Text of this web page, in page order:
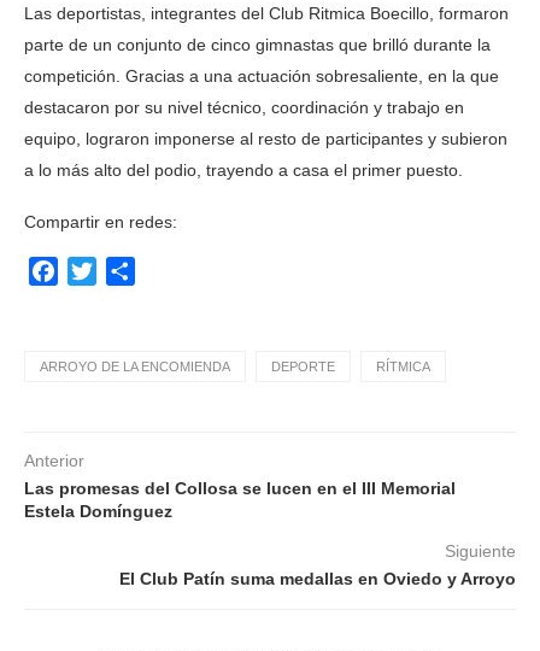
Las deportistas, integrantes del Club Ritmica Boecillo, formaron
parte de un conjunto de cinco gimnastas que brilló durante la
competición. Gracias a una actuación sobresaliente, en la que
destacaron por su nivel técnico, coordinación y trabajo en
equipo, lograron imponerse al resto de participantes y subieron
a lo más alto del podio, trayendo a casa el primer puesto.
Compartir en redes:
Facebook
Twitter
ARROYO DE LA ENCOMIENDA DEPORTE RÍTMICA
Anterior
Las promesas del Collosa se lucen en el III Memorial
Estela Domínguez
Siguiente
El Club Patín suma medallas en Oviedo y Arroyo